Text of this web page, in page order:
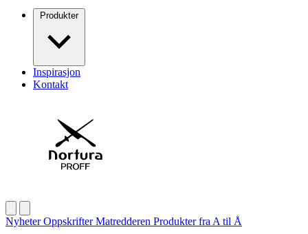
Produkter
Inspirasjon
Kontakt
NyheterOppskrifterMatredderen Produkter fra A til Å